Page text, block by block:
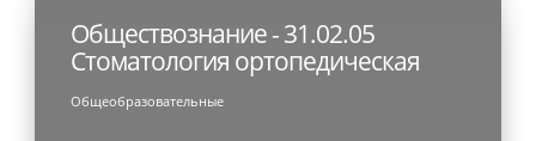
Обществознание - 31.02.05
Стоматология ортопедическая
Общеобразовательные